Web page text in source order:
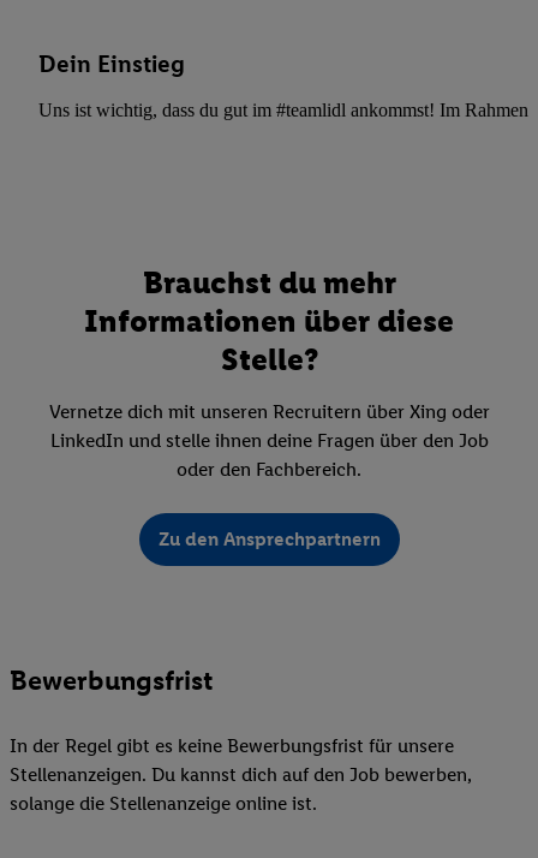
Dein Einstieg
Uns ist wichtig, dass du gut im #teamlidl ankommst! Im Rahmen
Brauchst du mehr
Informationen über diese
Stelle?
Vernetze dich mit unseren Recruitern über Xing oder
LinkedIn und stelle ihnen deine Fragen über den Job
oder den Fachbereich.
Zu den Ansprechpartnern
Bewerbungsfrist
In der Regel gibt es keine Bewerbungsfrist für unsere
Stellenanzeigen. Du kannst dich auf den Job bewerben,
solange die Stellenanzeige online ist.